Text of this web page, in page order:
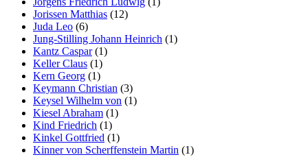
Jorissen Matthias (12)
Juda Leo (6)
Jung-Stilling Johann Heinrich (1)
Kantz Caspar(1)
Keller Claus (1)
Kern Georg (1)
Keymann Christian (3)
Keysel Wilhelm von (1)
Kiesel Abraham (1)
Kind Friedrich (1)
Kinkel Gottfried (1)
Kinner von Scherffenstein Martin (1)